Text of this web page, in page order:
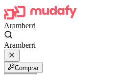
Aramberri
Aramberri
Comprar